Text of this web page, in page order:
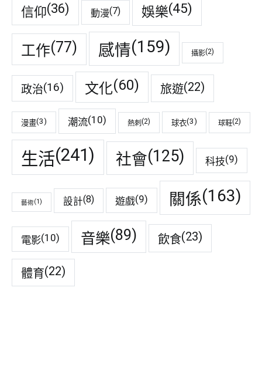
信仰(36) 動漫(7) 娛樂(45)
工作(77) 感情(159) 攝影(2)
政治(16) 文化(60) 旅遊(22)
漫畫(3) 潮流(10) 熱刺 (2) 球衣(3) 球鞋(2)
生活(241) 社會(125) 科技(9)
藝術(1) 設計(8) 遊戲(9) 關係(163)
電影(10) 音樂(89) 飲食(23)
體育(22)